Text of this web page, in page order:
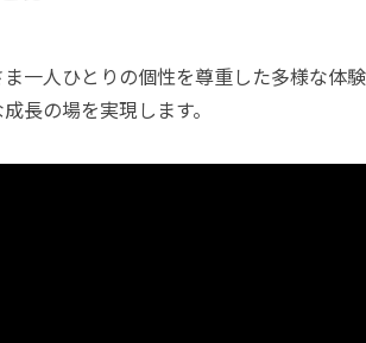
人ひとりの個性を尊重した多様な体験
長の場を実現します。